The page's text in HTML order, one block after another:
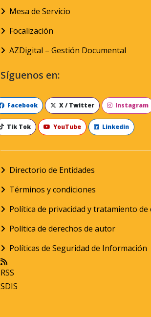
Mesa de Servicio
Focalización
AZDigital – Gestión Documental
Síguenos en:
Facebook X / Twitter Instagram
Tik Tok YouTube Linkedin
Directorio de Entidades
Términos y condiciones
Política de privacidad y tratamiento
Política de derechos de autor
Políticas de Seguridad de Información
RSS
SDIS